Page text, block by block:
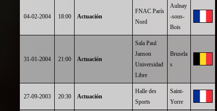
04-02-2004 18:00 Actuación
FNAC París
Nord
Aulnay
-sous-
Bois
31-01-2004 21:00 Actuación
Sala Paul
Janson
Universidad
Libre
Brusela
s
27-09-2003 20:30 Actuación
Halle des
Sports
Saint-
Yorre